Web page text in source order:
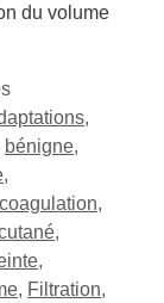
du volume
,
bénigne,
,
coagulation,
,
,
, Filtration,